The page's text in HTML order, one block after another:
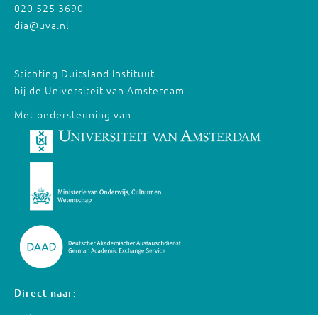
020 525 3690
dia@uva.nl
Stichting Duitsland Instituut
bij de Universiteit van Amsterdam
Met ondersteuning van
Direct naar: